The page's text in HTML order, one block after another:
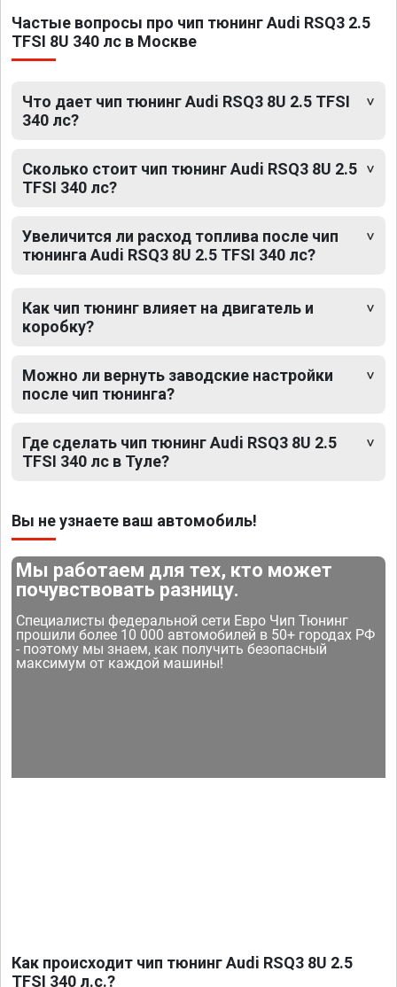
Частые вопросы про чип тюнинг Audi RSQ3 2.5
TFSI 8U 340 лс в Москве
Что дает чип тюнинг Audi RSQ3 8U 2.5 TFSI
340 лс?
Сколько стоит чип тюнинг Audi RSQ3 8U 2.5
TFSI 340 лс?
Увеличится ли расход топлива после чип
тюнинга Audi RSQ3 8U 2.5 TFSI 340 лс?
Как чип тюнинг влияет на двигатель и
коробку?
Можно ли вернуть заводские настройки
после чип тюнинга?
Где сделать чип тюнинг Audi RSQ3 8U 2.5
TFSI 340 лс в Туле?
Вы не узнаете ваш автомобиль!
Мы работаем для тех, кто может
почувствовать разницу.
Специалисты федеральной сети Евро Чип Тюнинг
прошили более 10 000 автомобилей в 50+ городах РФ
- поэтому мы знаем, как получить безопасный
максимум от каждой машины!
Как происходит чип тюнинг Audi RSQ3 8U 2.5
TFSI 340 л.с.?